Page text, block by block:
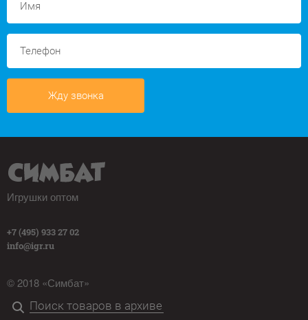
Жду звонка
Игрушки оптом
+7 (495) 933 27 02
info@igr.ru
© 2018 «Симбат»